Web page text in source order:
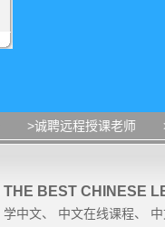
>诚聘远程授课老师
THE BEST CHINESE
学中文、 中文在线课程、